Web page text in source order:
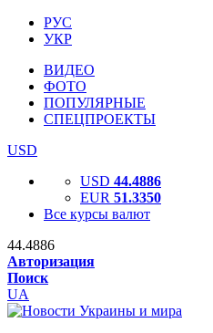
РУС
УКР
ВИДЕО
ФОТО
ПОПУЛЯРНЫЕ
СПЕЦПРОЕКТЫ
USD
USD 44.4886
EUR 51.3350
Все курсы валют
44.4886
Авторизация
Поиск
UA